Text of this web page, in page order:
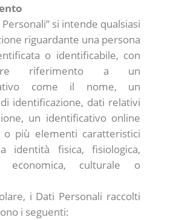
Personali” si intende qualsiasi
riguardante una persona
o identificabile, con
riferimento a un
come il nome, un
identificazione, dati relativi
un identificativo online
più elementi caratteristici
identità fisica, fisiologica,
economica, culturale o
i Dati Personali raccolti
i seguenti: